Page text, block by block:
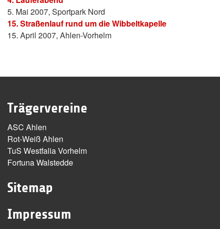
5. Mai 2007, Sportpark Nord
15. Straßenlauf rund um die Wibbeltkapelle
15. April 2007, Ahlen-Vorhelm
Trägervereine
ASC Ahlen
Rot-Weiß Ahlen
TuS Westfalia Vorhelm
Fortuna Walstedde
Sitemap
Impressum